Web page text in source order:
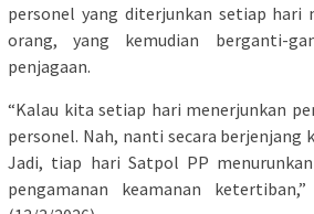
personel yang diterjunkan setiap hari
orang, yang kemudian berganti-
penjagaan.
“Kalau kita setiap hari menerjunkan
personel. Nah, nanti secara berjenjang
Jadi, tiap hari Satpol PP
pengamanan keamanan